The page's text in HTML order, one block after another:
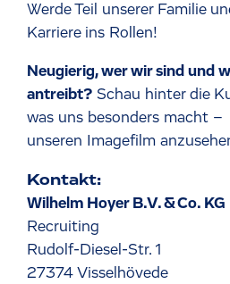
Werde Teil unserer Familie
Karriere ins Rollen!
Neugierig, wer wir sind und
antreibt? Schau hinter die
was uns besonders macht –
unseren Imagefilm
Kontakt:
Wilhelm Hoyer B.V. & Co. KG
Recruiting
Rudolf-Diesel-Str. 1
27374 Visselhövede